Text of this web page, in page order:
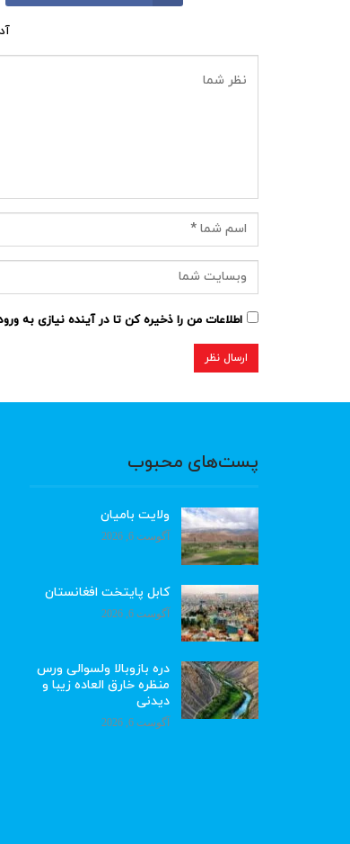
اطلاعات من را ذخیره کن تا در آینده نیازی به
پست‌های محبوب
ولایت بامیان
آگوست 6, 2026
کابل پایتخت افغانستان
آگوست 6, 2026
دره بازوبالا ولسوالی ورس
منظره خارق العاده زیبا و
دیدنی
آگوست 6, 2026